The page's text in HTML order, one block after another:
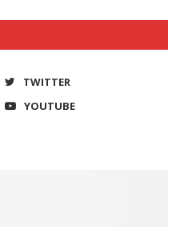
TWITTER
YOUTUBE